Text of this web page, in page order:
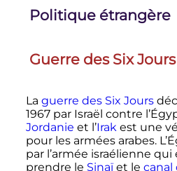
Politique étrangère
Guerre des Six Jours
La guerre des Six Jours
1967par Israël contre
Jordanie et l’Irakest une
pour les armées arabes.
par l’armée israélienne
prendre le Sinaïet le canal